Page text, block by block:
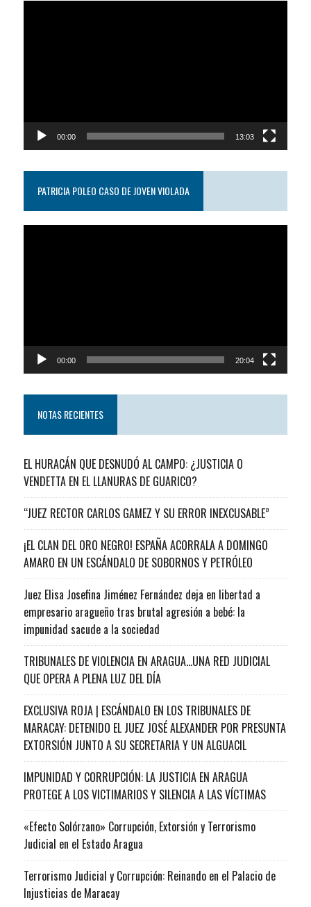
00:00 13:03
PATRICIA POLEO CASO DE JOVEN VIOLADA
00:00 20:04
NOTAS RECIENTES
EL HURACÁN QUE DESNUDÓ AL CAMPO: ¿JUSTICIA O
VENDETTA EN EL LLANURAS DE GUARICO?
“JUEZ RECTOR CARLOS GAMEZ Y SU ERROR INEXCUSABLE”
¡EL CLAN DEL ORO NEGRO! ESPAÑA ACORRALA A DOMINGO
AMARO EN UN ESCÁNDALO DE SOBORNOS Y PETRÓLEO
Juez Elisa Josefina Jiménez Fernández deja en libertad a
empresario aragueño tras brutal agresión a bebé: la
impunidad sacude a la sociedad
TRIBUNALES DE VIOLENCIA EN ARAGUA…UNA RED JUDICIAL
QUE OPERA A PLENA LUZ DEL DÍA
EXCLUSIVA ROJA | ESCÁNDALO EN LOS TRIBUNALES DE
MARACAY: DETENIDO EL JUEZ JOSÉ ALEXANDER POR PRESUNTA
EXTORSIÓN JUNTO A SU SECRETARIA Y UN ALGUACIL
IMPUNIDAD Y CORRUPCIÓN: LA JUSTICIA EN ARAGUA
PROTEGE A LOS VICTIMARIOS Y SILENCIA A LAS VÍCTIMAS
«Efecto Solórzano» Corrupción, Extorsión y Terrorismo
Judicial en el Estado Aragua
Terrorismo Judicial y Corrupción: Reinando en el Palacio de
Injusticias de Maracay